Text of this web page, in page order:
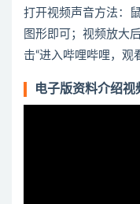
打开视频声音方法：
图形即可；视频放大
击“进入哔哩哔哩，观
电子版资料介绍视